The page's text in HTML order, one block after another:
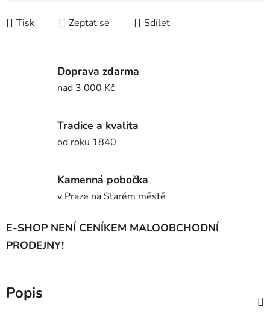
Tisk Zeptat se Sdílet
Doprava zdarma
nad 3 000 Kč
Tradice a kvalita
od roku 1840
Kamenná pobočka
v Praze na Starém městě
E-SHOP NENÍ CENÍKEM MALOOBCHODNÍ
PRODEJNY!
Popis